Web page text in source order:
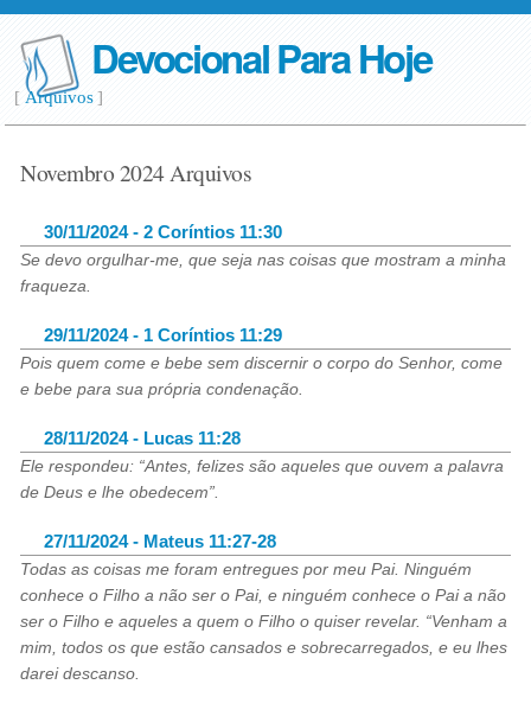
Devocional Para Hoje
[ Arquivos]
Novembro 2024 Arquivos
30/11/2024 - 2 Coríntios 11:30
Se devo orgulhar-me, que seja nas coisas que mostram a minha
fraqueza.
29/11/2024 - 1 Coríntios 11:29
Pois quem come e bebe sem discernir o corpo do Senhor, come
e bebe para sua própria condenação.
28/11/2024 - Lucas 11:28
Ele respondeu: “Antes, felizes são aqueles que ouvem a palavra
de Deus e lhe obedecem”.
27/11/2024 - Mateus 11:27-28
Todas as coisas me foram entregues por meu Pai. Ninguém
conhece o Filho a não ser o Pai, e ninguém conhece o Pai a não
ser o Filho e aqueles a quem o Filho o quiser revelar. “Venham a
mim, todos os que estão cansados e sobrecarregados, e eu lhes
darei descanso.